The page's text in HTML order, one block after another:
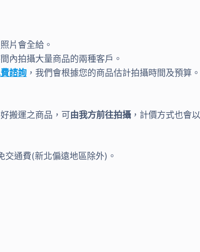
片會全給。
內拍攝大量商品的兩種客戶。
諮詢 ，我們會根據您的商品估計拍攝時間及預算。
搬運之商品，可由我方前往拍攝 ，計價方式也會以
通費(新北偏遠地區除外)。